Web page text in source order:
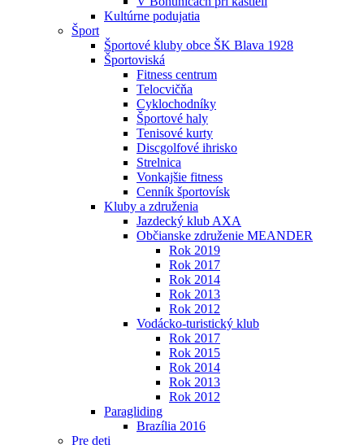
Kultúrne podujatia
Šport
Športové kluby obce ŠK Blava 1928
Športoviská
Fitness centrum
Telocvičňa
Cyklochodníky
Športové haly
Tenisové kurty
Discgolfové ihrisko
Strelnica
Vonkajšie fitness
Cenník športovísk
Kluby a združenia
Jazdecký klub AXA
Občianske združenie MEANDER
Rok 2019
Rok 2017
Rok 2014
Rok 2013
Rok 2012
Vodácko-turistický klub
Rok 2017
Rok 2015
Rok 2014
Rok 2013
Rok 2012
Paragliding
Brazília 2016
Pre deti